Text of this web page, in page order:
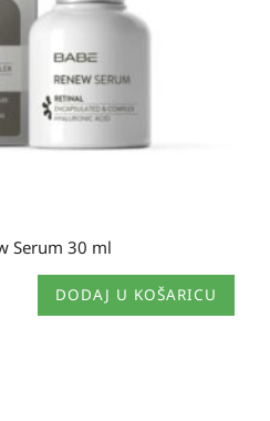
Serum 30 ml
DODAJ U KOŠARICU